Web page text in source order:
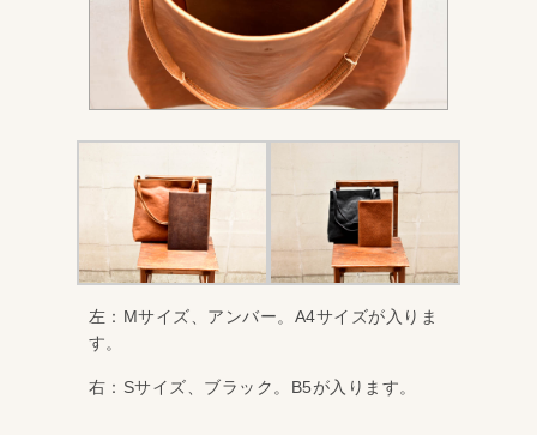
左：Mサイズ、アンバー。A4サイズが入りま
す。
右：Sサイズ、ブラック。B5が入ります。